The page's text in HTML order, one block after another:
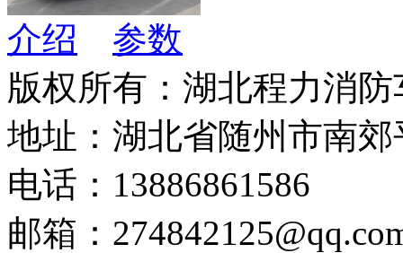
介绍
参数
版权所有：湖北程力消
地址：湖北省随州市南
电话：13886861586
邮箱：